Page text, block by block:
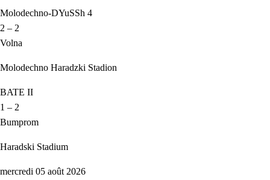
Molodechno-DYuSSh 4
2 – 2
Volna
Molodechno Haradzki Stadion
BATE II
1 – 2
Bumprom
Haradski Stadium
mercredi 05 août 2026